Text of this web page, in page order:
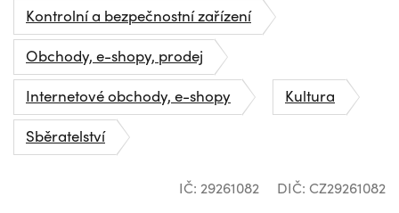
Kontrolní a bezpečnostní zařízení
Obchody, e-shopy, prodej
Internetové obchody, e-shopy
Kultura
Sběratelství
IČ: 29261082 DIČ: CZ29261082